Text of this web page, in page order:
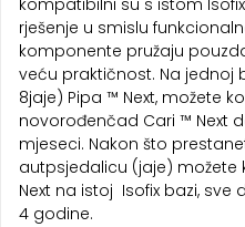
kompatibilni su s istom
rješenje u smislu
komponente pružaju
veću praktičnost. Na jednoj
8jaje) Pipa ™ Next, možete
novorođenčad Cari ™ Next
mjeseci. Nakon što
autpsjedalicu (jaje) možete
Next na istoj Isofix bazi,
4 godine.